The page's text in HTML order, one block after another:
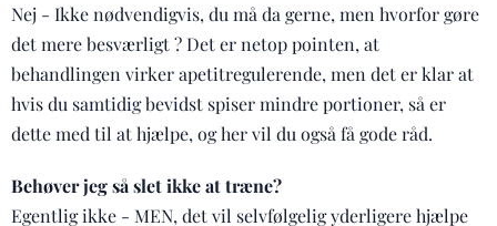
Nej - Ikke nødvendigvis, du må da gerne, men hvorfor gøre
det mere besværligt ? Det er netop pointen, at
behandlingen virker apetitregulerende, men det er klar at
hvis du samtidig bevidst spiser mindre portioner, så er
dette med til at hjælpe, og her vil du også få gode råd.
Behøver jeg så slet ikke at træne?
Egentlig ikke - MEN, det vil selvfølgelig yderligere hjælpe